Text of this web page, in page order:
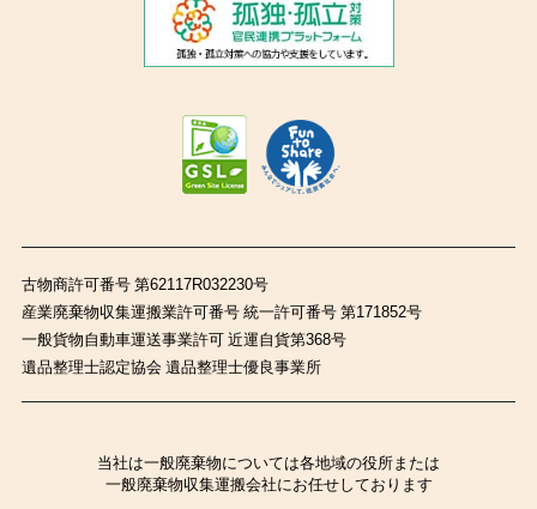
古物商許可番号 第62117R032230号
産業廃棄物収集運搬業許可番号 統一許可番号 第171852号
一般貨物自動車運送事業許可 近運自貨第368号
遺品整理士認定協会 遺品整理士優良事業所
当社は一般廃棄物については各地域の役所または
一般廃棄物収集運搬会社にお任せしております